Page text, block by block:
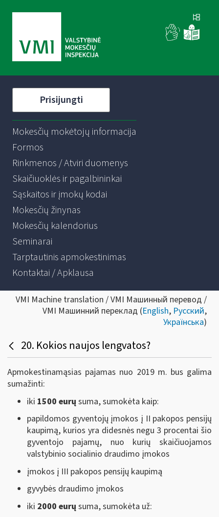
Prisijungti
Mokesčių mokėtojų informacija
Formos
Rinkmenos / Atviri duomenys
Skaičiuoklės ir pagalbininkai
Sąskaitos ir įmokų kodai
Mokesčių žinynas
Mokesčių kalendorius
Seminarai
Tarptautinis apmokestinimas
Kontaktai / Apklausa
VMI Machine translation / VMI Машинный перевод /
VMI Машинний переклад (English, Русский,
Українська)
20. Kokios naujos lengvatos?
Apmokestinamąsias pajamas nuo 2019 m. bus galima
sumažinti:
iki 1500 eurų suma, sumokėta kaip:
papildomos gyventojų įmokos į II pakopos pensijų
kaupimą, kurios yra didesnės negu 3 procentai šio
gyventojo pajamų, nuo kurių skaičiuojamos
valstybinio socialinio draudimo įmokos
įmokos į III pakopos pensijų kaupimą
gyvybės draudimo įmokos
iki 2000 eurų suma, sumokėta už: